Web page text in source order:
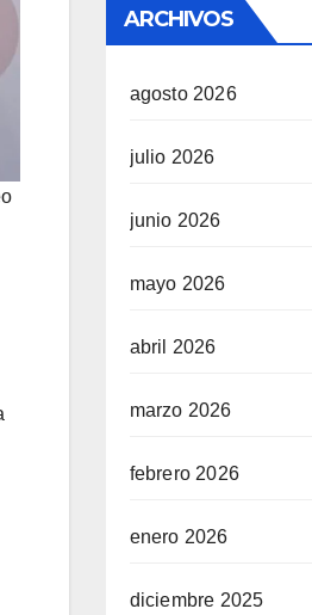
ARCHIVOS
agosto 2026
julio 2026
junio 2026
mayo 2026
abril 2026
marzo 2026
febrero 2026
enero 2026
diciembre 2025